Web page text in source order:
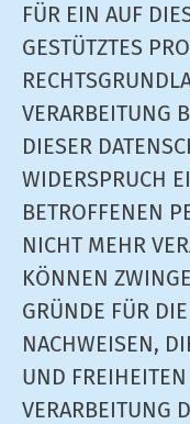
FÜR EIN AUF
GESTÜTZTES
VERARBEITUNG
DIESER
WIDERSPRUCH
BETROFFENEN
NICHT MEHR
KÖNNEN
GRÜNDE FÜR
NACHWEISEN,
UND
VERARBEITUNG